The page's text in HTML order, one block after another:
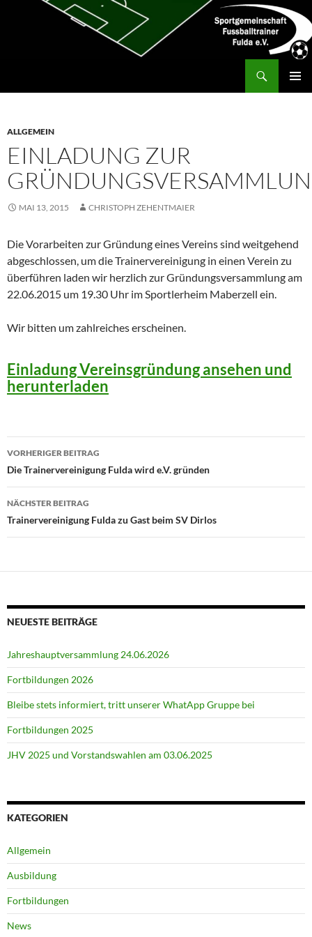
ALLGEMEIN
EINLADUNG ZUR
MAI 13, 2015 CHRISTOPH ZEHENTMAIER
Die Vorarbeiten zur Gründung eines Vereins sind weitgehend
abgeschlossen, um die Trainervereinigung in einen Verein zu
überführen laden wir herzlich zur Gründungsversammlung am
22.06.2015 um 19.30 Uhr im Sportlerheim Maberzell ein.
Wir bitten um zahlreiches erscheinen.
Einladung Vereinsgründung ansehen und
herunterladen
Beitragsnavigation
VORHERIGER BEITRAG
Die Trainervereinigung Fulda wird e.V. gründen
NÄCHSTER BEITRAG
Trainervereinigung Fulda zu Gast beim SV Dirlos
NEUESTE BEITRÄGE
Jahreshauptversammlung 24.06.2026
Fortbildungen 2026
Bleibe stets informiert, tritt unserer WhatApp Gruppe bei
Fortbildungen 2025
JHV 2025 und Vorstandswahlen am 03.06.2025
KATEGORIEN
Allgemein
Ausbildung
Fortbildungen
News